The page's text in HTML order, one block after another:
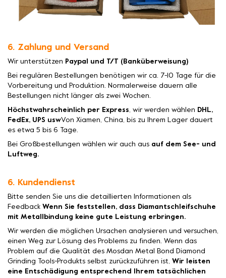
6. Zahlung und Versand
Wir unterstützen Paypal und T/T (Banküberweisung)
Bei regulären Bestellungen benötigen wir ca. 7-10 Tage für die
Vorbereitung und Produktion. Normalerweise dauern alle
Bestellungen nicht länger als zwei Wochen.
Höchstwahrscheinlich per Express, wir werden wählen DHL,
FedEx, UPS uswVon Xiamen, China, bis zu Ihrem Lager dauert
es etwa 5 bis 6 Tage.
Bei Großbestellungen wählen wir auch aus auf dem See- und
Luftweg.
6. Kundendienst
Bitte senden Sie uns die detaillierten Informationen als
Feedback Wenn Sie feststellen, dass Diamantschleifschuhe
mit Metallbindung keine gute Leistung erbringen.
Wir werden die möglichen Ursachen analysieren und versuchen,
einen Weg zur Lösung des Problems zu finden. Wenn das
Problem auf die Qualität des Mosdan Metal Bond Diamond
Grinding Tools-Produkts selbst zurückzuführen ist, Wir leisten
eine Entschädigung entsprechend Ihrem tatsächlichen